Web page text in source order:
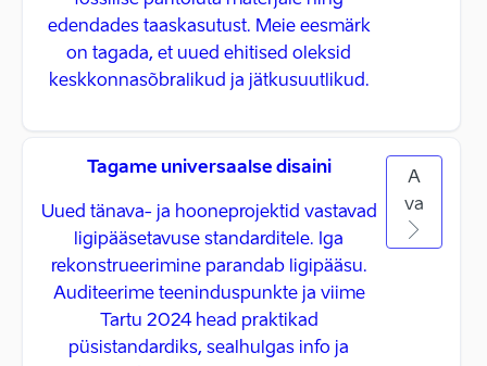
edendades taaskasutust. Meie eesmärk
on tagada, et uued ehitised oleksid
keskkonnasõbralikud ja jätkusuutlikud.
Tagame universaalse disaini
Uued tänava- ja hooneprojektid vastavad
ligipääsetavuse standarditele. Iga
rekonstrueerimine parandab ligipääsu.
Auditeerime teeninduspunkte ja viime
Tartu 2024 head praktikad
püsistandardiks, sealhulgas info ja
A
va